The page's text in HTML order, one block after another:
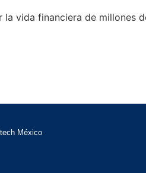
vida financiera de millones
México